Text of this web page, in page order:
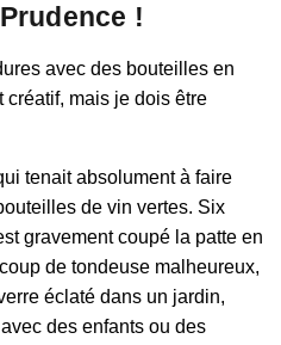
!
avec des bouteilles en
créatif, mais je dois être
tenait absolument à faire
de vin vertes. Six
gravement coupé la patte en
de tondeuse malheureux,
éclaté dans un jardin,
des enfants ou des